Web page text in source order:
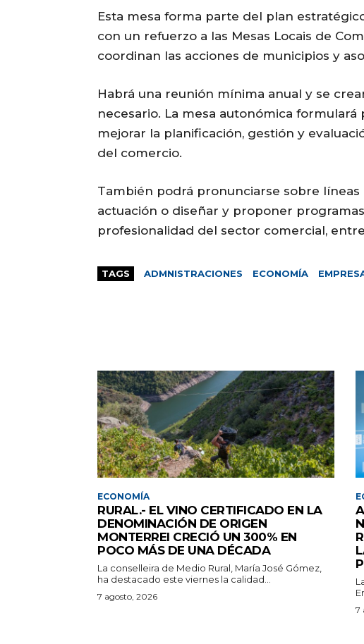
Esta mesa forma parte del plan
con un refuerzo a las Mesas Locais de
coordinan las acciones de municipios y
Habrá una reunión mínima anual y se
necesario. La mesa autonómica
mejorar la planificación, gestión y
del comercio.
También podrá pronunciarse sobre
actuación o diseñar y proponer
profesionalidad del sector comercial,
TAGS ADMNISTRACIONES ECONOMÍA
ECONOMÍA
RURAL.- EL VINO CERTIFICADO EN LA
DENOMINACIÓN DE ORIGEN
MONTERREI CRECIÓ UN 300% EN
POCO MÁS DE UNA DÉCADA
La conselleira de Medio Rural, María José Gómez,
ha destacado este viernes la calidad...
7 agosto, 2026
7